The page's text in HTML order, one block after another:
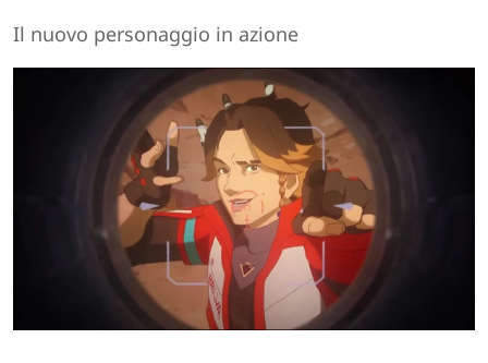
Il nuovo personaggio in azione